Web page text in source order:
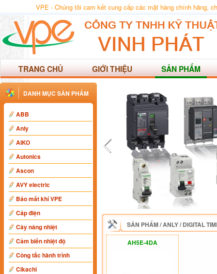
VPE - Chúng tôi cam kết cung cấp các mặt hàng chính hãng,
TRANG CHỦ GIỚI THIỆU SẢN PHẨM
DANH MỤC SẢN PHẨM
ABB
Anly
AIKO
Autonics
Ascon
AVY electric
Báo mất khí VPE
Cáp điện
Cây nâng nhiệt
Cảm biến nhiệt độ
Công tắc hành trình
Cikachi
SẢN PHẨM/ANLY/DIGITAL
AH5E-4DA